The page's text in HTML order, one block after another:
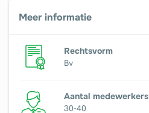
Meer informatie
Rechtsvorm
Bv
Aantal medewerkers
30-40